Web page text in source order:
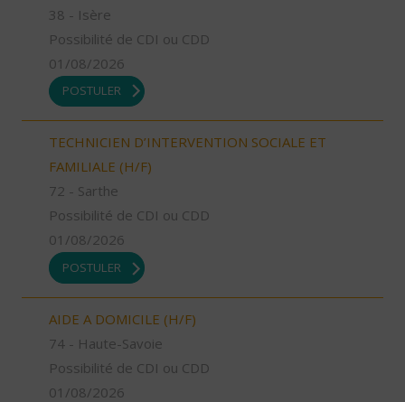
38 - Isère
Possibilité de CDI ou CDD
01/08/2026
POSTULER
TECHNICIEN D’INTERVENTION SOCIALE ET
FAMILIALE (H/F)
72 - Sarthe
Possibilité de CDI ou CDD
01/08/2026
POSTULER
AIDE A DOMICILE (H/F)
74 - Haute-Savoie
Possibilité de CDI ou CDD
01/08/2026